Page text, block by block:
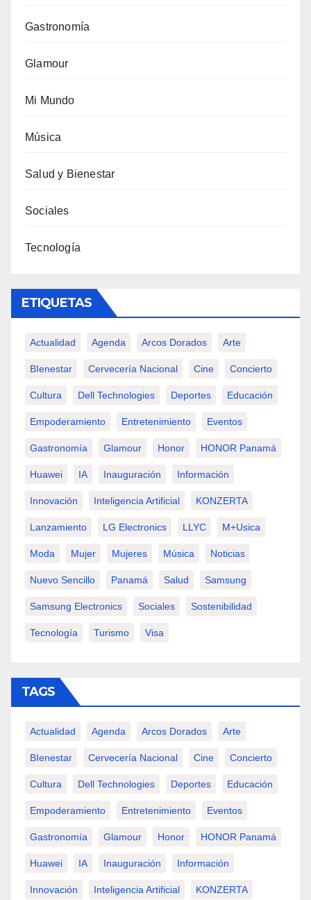
Gastronomía
Glamour
Mi Mundo
Música
Salud y Bienestar
Sociales
Tecnología
ETIQUETAS
Actualidad Agenda Arcos Dorados Arte
BIenestar Cervecería Nacional Cine Concierto
Cultura Dell Technologies Deportes Educación
Empoderamiento Entretenimiento Eventos
Gastronomía Glamour Honor HONOR Panamá
Huawei IA Inauguración Información
Innovación Inteligencia Artificial KONZERTA
Lanzamiento LG Electronics LLYC M+usica
Moda Mujer Mujeres Música Noticias
Nuevo Sencillo Panamá Salud Samsung
Samsung Electronics Sociales Sostenibilidad
Tecnología Turismo Visa
TAGS
Actualidad Agenda Arcos Dorados Arte
BIenestar Cervecería Nacional Cine Concierto
Cultura Dell Technologies Deportes Educación
Empoderamiento Entretenimiento Eventos
Gastronomía Glamour Honor HONOR Panamá
Huawei IA Inauguración Información
Innovación Inteligencia Artificial KONZERTA